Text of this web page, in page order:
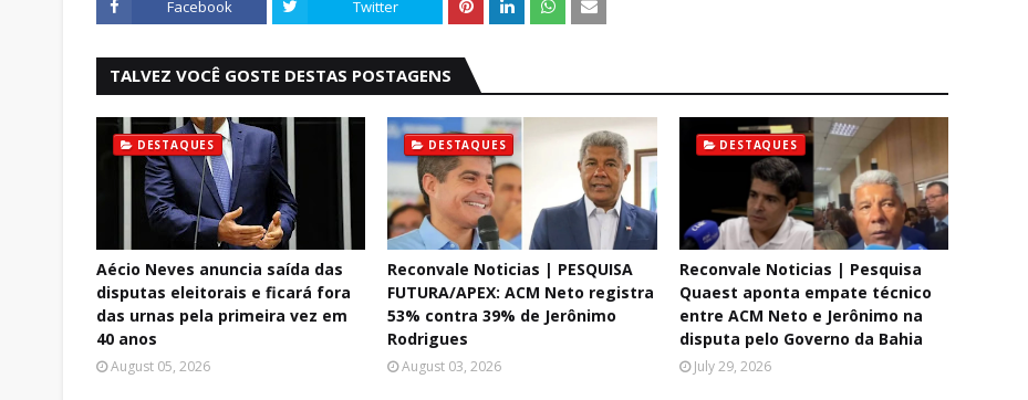
Facebook Twitter
TALVEZ VOCÊ GOSTE DESTAS POSTAGENS
DESTAQUES
Aécio Neves anuncia saída das
disputas eleitorais e ficará fora
das urnas pela primeira vez em
40 anos
August 05, 2026
DESTAQUES
Reconvale Noticias | PESQUISA
FUTURA/APEX: ACM Neto registra
53% contra 39% de Jerônimo
Rodrigues
August 03, 2026
DESTAQUES
Reconvale Noticias | Pesquisa
Quaest aponta empate técnico
entre ACM Neto e Jerônimo na
disputa pelo Governo da Bahia
July 29, 2026